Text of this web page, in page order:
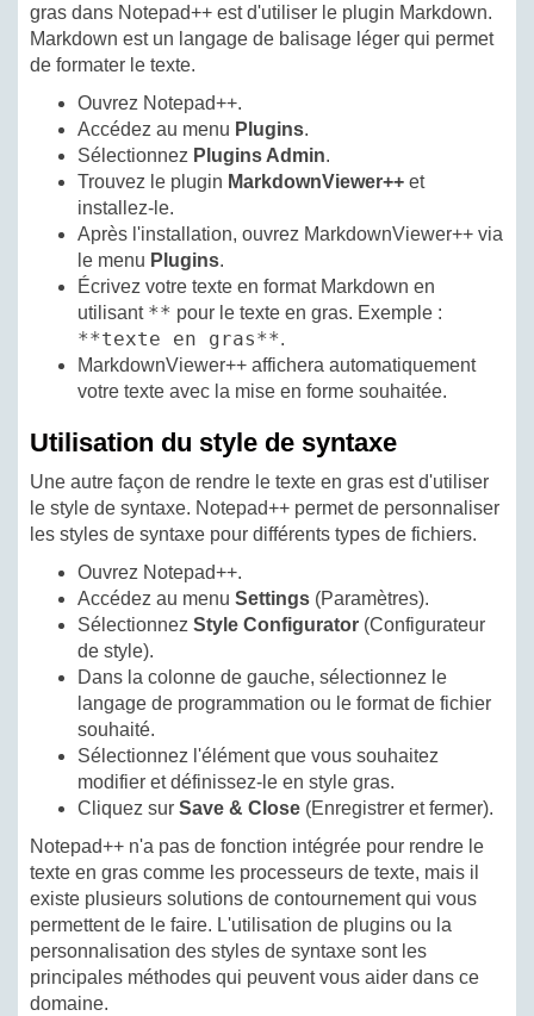
gras dans Notepad++ est d'utiliser le plugin Markdown.
Markdown est un langage de balisage léger qui permet
de formater le texte.
Ouvrez Notepad++.
Accédez au menu Plugins.
Sélectionnez Plugins Admin.
Trouvez le plugin MarkdownViewer++ et
installez-le.
Après l'installation, ouvrez MarkdownViewer++ via
le menu Plugins.
Écrivez votre texte en format Markdown en
utilisant ** pour le texte en gras. Exemple :
**texte en gras**.
MarkdownViewer++ affichera automatiquement
votre texte avec la mise en forme souhaitée.
Utilisation du style de syntaxe
Une autre façon de rendre le texte en gras est d'utiliser
le style de syntaxe. Notepad++ permet de personnaliser
les styles de syntaxe pour différents types de fichiers.
Ouvrez Notepad++.
Accédez au menu Settings (Paramètres).
Sélectionnez Style Configurator (Configurateur
de style).
Dans la colonne de gauche, sélectionnez le
langage de programmation ou le format de fichier
souhaité.
Sélectionnez l'élément que vous souhaitez
modifier et définissez-le en style gras.
Cliquez sur Save & Close (Enregistrer et fermer).
Notepad++ n'a pas de fonction intégrée pour rendre le
texte en gras comme les processeurs de texte, mais il
existe plusieurs solutions de contournement qui vous
permettent de le faire. L'utilisation de plugins ou la
personnalisation des styles de syntaxe sont les
principales méthodes qui peuvent vous aider dans ce
domaine.